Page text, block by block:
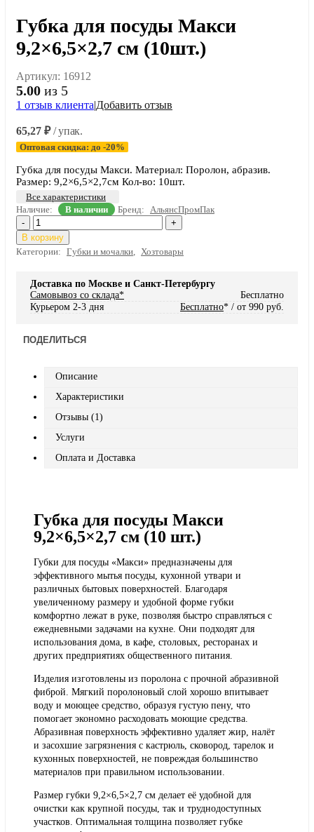
Губка для посуды Макси
9,2×6,5×2,7 см (10шт.)
Артикул: 16912
5.00 из 5
1 отзыв клиента|Добавить отзыв
65,27 ₽ / упак.
Оптовая скидка: до -20%
Губка для посуды Макси. Материал: Поролон, абразив.
Размер: 9,2×6,5×2,7см Кол-во: 10шт.
Все характеристики
Наличие:
В наличии Бренд:
АльянсПромПак
-
+
В корзину
Категории: Губки и мочалки Хозтовары
Доставка по Москве и Санкт-Петербургу
Самовывоз со склада*
Бесплатно
Курьером 2-3 дня
Бесплатно* / от 990 руб.
ПОДЕЛИТЬСЯ
Описание
Характеристики
Отзывы (1)
Услуги
Оплата и Доставка
Губка для посуды Макси
9,2×6,5×2,7 см (10 шт.)
Губки для посуды «Макси» предназначены для
эффективного мытья посуды, кухонной утвари и
различных бытовых поверхностей. Благодаря
увеличенному размеру и удобной форме губки
комфортно лежат в руке, позволяя быстро справляться с
ежедневными задачами на кухне. Они подходят для
использования дома, в кафе, столовых, ресторанах и
других предприятиях общественного питания.
Изделия изготовлены из поролона с прочной абразивной
фиброй. Мягкий поролоновый слой хорошо впитывает
воду и моющее средство, образуя густую пену, что
помогает экономно расходовать моющие средства.
Абразивная поверхность эффективно удаляет жир, налёт
и засохшие загрязнения с кастрюль, сковород, тарелок и
кухонных поверхностей, не повреждая большинство
материалов при правильном использовании.
Размер губки 9,2×6,5×2,7 см делает её удобной для
очистки как крупной посуды, так и труднодоступных
участков. Оптимальная толщина позволяет губке